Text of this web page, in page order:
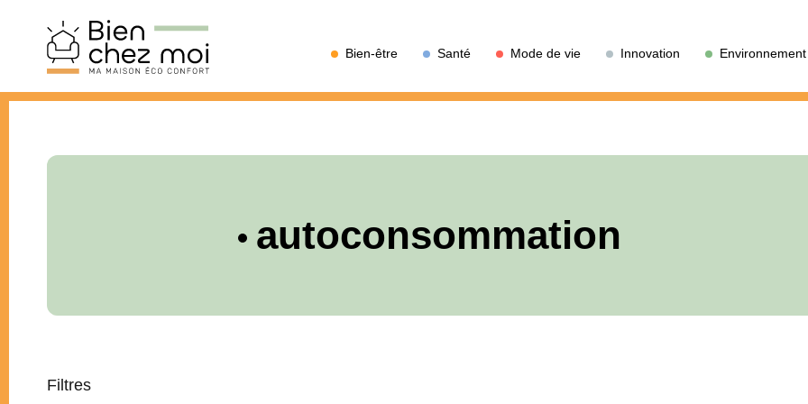
Bien-être Santé Mode de vie Innovation Environnement
autoconsommation
Filtres